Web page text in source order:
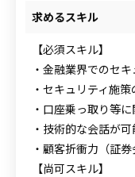
求めるスキル
【必須スキル】
・金融業界でのセ
・セキュリティ施
・口座乗っ取り等
・技術的な会話が
・顧客折衝力（証
【尚可スキル】